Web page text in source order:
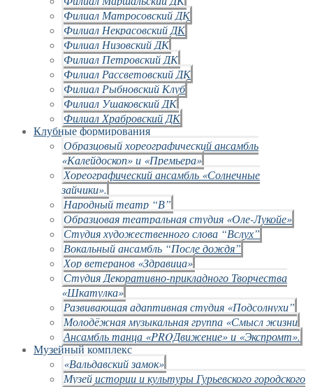
Филиал Матросовский ДК
Филиал Некрасовский ДК
Филиал Низовский ДК
Филиал Петровский ДК
Филиал Рассветовский ДК
Филиал Рыбновский Клуб
Филиал Ушаковский ДК
Филиал Храбровский ДК
Клубные формирования
Образцовый хореографический ансамбль
«Калейдоскоп» и «Премьера»
Хореографический ансамбль «Солнечные
зайчики».
Народный театр “В”
Образцовая театральная студия «Оле-Лукойе»
Студия художественного слова “Вслух”
Вокальный ансамбль “После дождя”
Хор ветеранов «Здравица»
Студия Декоративно-прикладного Творчества
«Шкатулка»
Развивающая адаптивная студия «Подсолнухи”
Молодёжная музыкальная группа «Смысл жизни
Ансамбль танца «PROДвижение» и «Экспромт».
Музейный комплекс
«Вальдавский замок»
Музей истории и культуры Гурьевского городского